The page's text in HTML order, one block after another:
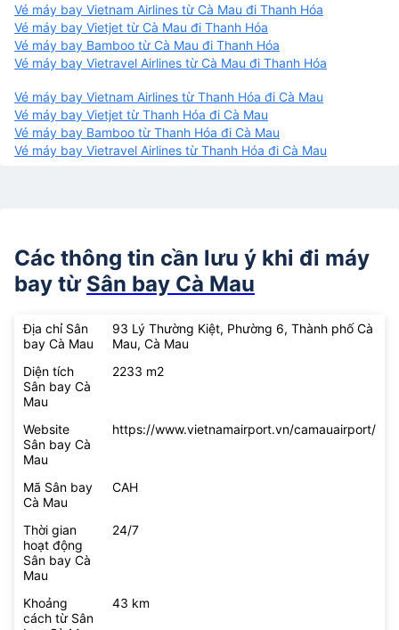
Vé máy bay Vietnam Airlines từ Cà Mau đi Thanh Hóa
Vé máy bay Vietjet từ Cà Mau đi Thanh Hóa
Vé máy bay Bamboo từ Cà Mau đi Thanh Hóa
Vé máy bay Vietravel Airlines từ Cà Mau đi Thanh Hóa
Vé máy bay Vietnam Airlines từ Thanh Hóa đi Cà Mau
Vé máy bay Vietjet từ Thanh Hóa đi Cà Mau
Vé máy bay Bamboo từ Thanh Hóa đi Cà Mau
Vé máy bay Vietravel Airlines từ Thanh Hóa đi Cà Mau
Các thông tin cần lưu ý khi đi máy
bay từ Sân bay Cà Mau
Địa chỉ Sân
bay Cà Mau
93 Lý Thường Kiệt, Phường 6, Thành phố Cà
Mau, Cà Mau
Diện tích
Sân bay Cà
Mau
2233 m2
Website
Sân bay Cà
Mau
https://www.vietnamairport.vn/camauairport/
Mã Sân bay
Cà Mau
CAH
Thời gian
hoạt động
Sân bay Cà
Mau
24/7
Khoảng
cách từ Sân
43 km